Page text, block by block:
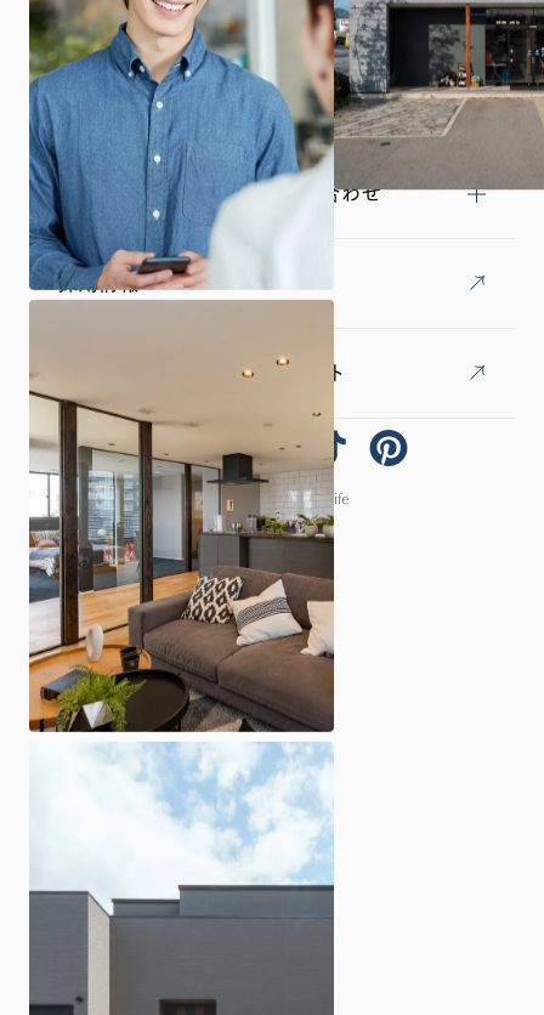
施工事例・お施主様インタビュー
土地探し
来場予約・資料請求・お問い合わせ
採用情報
オーナー様専用LINEアカウント
© 2026 ARCHI homelife